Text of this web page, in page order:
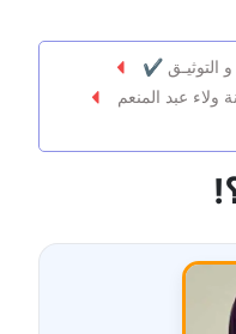
و التوثيـق ✔
ولاء عبد المنعم